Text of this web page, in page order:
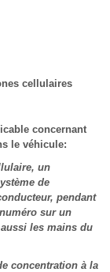
cellulaires
concernant
le véhicule:
un
de
pendant
sur un
les mains du
concentration à la